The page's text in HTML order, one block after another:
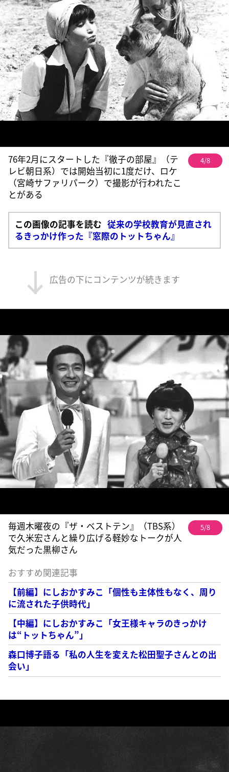
76年2月にスタートした『徹子の部屋』（テ
レビ朝日系）では開始当初に1度だけ、ロケ
（宮崎サファリパーク）で撮影が行われたこ
とがある
4/8
この画像の記事を読む 従来の学校教育が見直され
るきっかけ作った『窓際のトットちゃん』
広告の下にコンテンツが続きます
毎週木曜夜の『ザ・ベストテン』（TBS系）
で久米宏さんと繰り広げる軽妙なトークが人
気だった黒柳さん
5/8
おすすめ関連記事
【前編】にしおかすみこ「個性も主体性もなく、周り
に流された子供時代」
【中編】にしおかすみこ「女王様キャラのきっかけ
は“トットちゃん”」
森口博子語る「私の人生を変えた松田聖子さんとの出
会い」